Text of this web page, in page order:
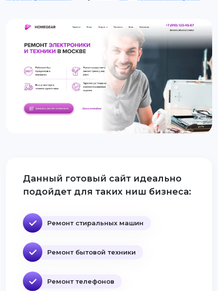
Данный готовый сайт идеально
подойдет для таких ниш бизнеса:
Ремонт стиральных машин
Ремонт бытовой техники
Ремонт телефонов